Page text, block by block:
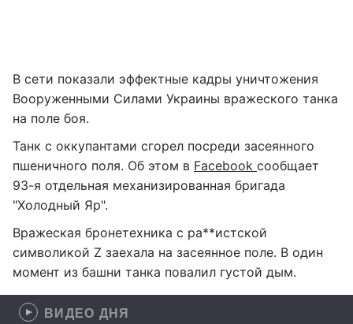
В сети показали эффектные кадры уничтожения
Вооруженными Силами Украины вражеского танка
на поле боя.
Танк с оккупантами сгорел посреди засеянного
пшеничного поля. Об этом в Facebook сообщает
93-я отдельная механизированная бригада
"Холодный Яр".
Вражеская бронетехника с ра**истской
символикой Z заехала на засеянное поле. В один
момент из башни танка повалил густой дым.
ВИДЕО ДНЯ